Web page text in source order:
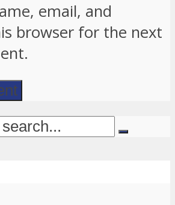
email, and
browser for the next